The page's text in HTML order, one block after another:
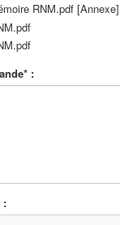
RNM.pdf [Annexe]
:
: